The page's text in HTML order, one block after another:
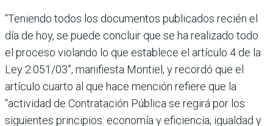
“Teniendo todos los documentos publicados recién el
día de hoy, se puede concluir que se ha realizado todo
el proceso violando lo que establece el artículo 4 de la
Ley 2.051/03”, manifiesta Montiel, y recordó que el
artículo cuarto al que hace mención refiere que la
“actividad de Contratación Pública se regirá por los
siguientes principios: economía y eficiencia; igualdad y